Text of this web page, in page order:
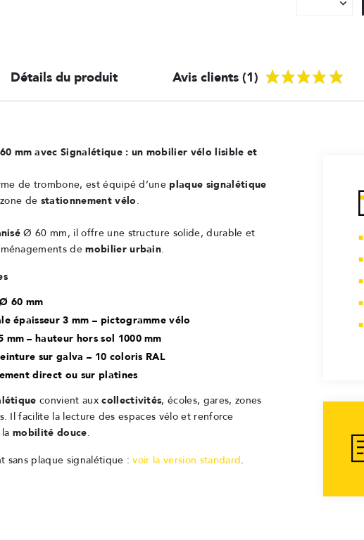
Détails du produit Avis clients (1)
mm avec Signalétique : un mobilier vélo lisible et
de trombone, est équipé d’une plaque signalétique
de stationnement vélo.
Ø 60 mm, il offre une structure solide, durable et
demobilier urbain.
60 mm
épaisseur 3 mm – pictogramme vélo
mm – hauteur hors sol 1000 mm
sur galva – 10 coloris RAL
direct ou sur platines
convient auxcollectivités, écoles, gares, zones
Il facilite la lecture des espaces vélo et renforce
lamobilité douce.
sans plaque signalétique :voir la version standard.